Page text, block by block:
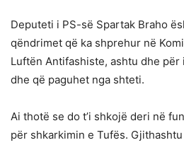
Deputeti i PS-së Spartak Braho
qëndrimet që ka shprehur në
Luftën Antifashiste, ashtu dhe
dhe që paguhet nga shteti.
Ai thotë se do t’i shkojë deri në
për shkarkimin e Tufës.